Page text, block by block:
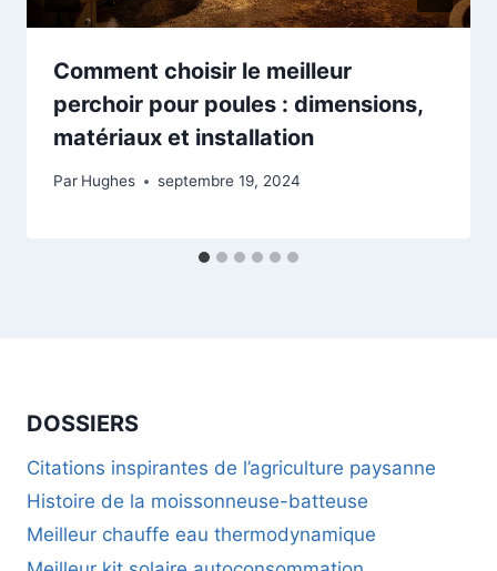
Comment choisir le meilleur
perchoir pour poules : dimensions,
matériaux et installation
Par Hughes septembre 19, 2024
DOSSIERS
Citations inspirantes de l’agriculture paysanne
Histoire de la moissonneuse-batteuse
Meilleur chauffe eau thermodynamique